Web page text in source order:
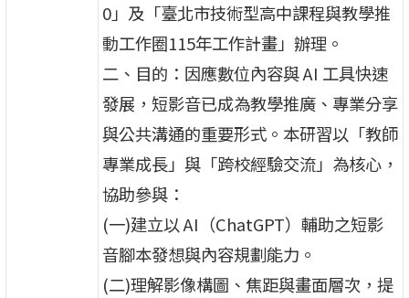
0」及「臺北市技術型高中課程與教學推
動工作圈115年工作計畫」辦理。
二、目的：因應數位內容與 AI 工具快速
發展，短影音已成為教學推廣、專業分享
與公共溝通的重要形式。本研習以「教師
專業成長」與「跨校經驗交流」為核心，
協助參與：
(一)建立以 AI（ChatGPT）輔助之短影
音腳本發想與內容規劃能力。
(二)理解影像構圖、焦距與畫面層次，提